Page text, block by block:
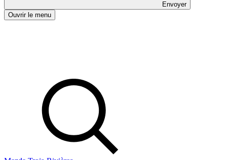
Envoyer
Ouvrir le menu